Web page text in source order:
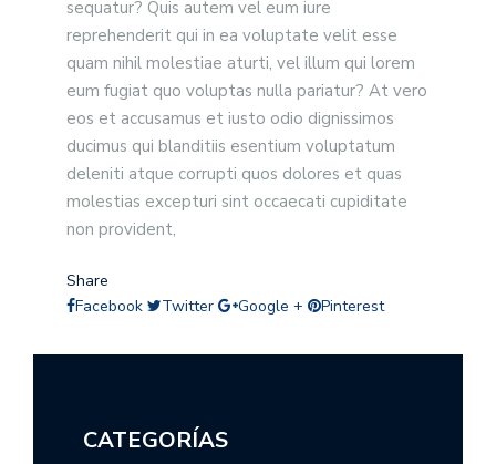
sequatur? Quis autem vel eum iure
reprehenderit qui in ea voluptate velit esse
quam nihil molestiae aturti, vel illum qui lorem
eum fugiat quo voluptas nulla pariatur? At vero
eos et accusamus et iusto odio dignissimos
ducimus qui blanditiis esentium voluptatum
deleniti atque corrupti quos dolores et quas
molestias excepturi sint occaecati cupiditate
non provident,
Share
Facebook
Twitter Google + Pinterest
CATEGORÍAS